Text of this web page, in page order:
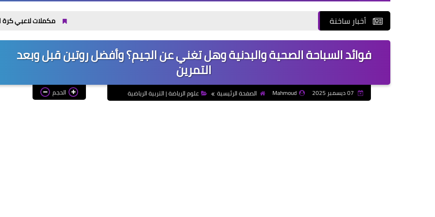
أخبار ساخنة مكملات لاعبي كرة القدم: 7 اختيارات تدعم الطاقة والتعافي قبل وبعد التمرين
فوائد السباحة الصحية والبدنية وهل تغني عن الجيم؟ وأفضل روتين قبل وبعد
التمرين
Mahmoud الصفحة الرئيسية علوم الرياضة | التربية الرياضية الحجم